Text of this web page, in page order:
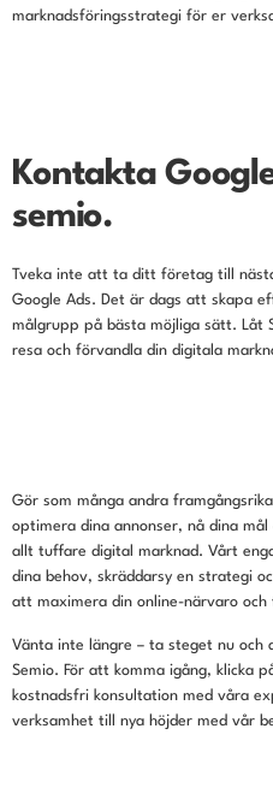
marknadsföringsstrategi för er
Kontakta
semio.
Tveka inte att ta ditt företag till
Google Ads. Det är dags att skapa
målgrupp på bästa möjliga sätt. Låt
resa och förvandla din digitala
Gör som många andra
optimera dina annonser, nå dina
allt tuffare digital marknad. Vårt
dina behov, skräddarsy en strategi
att maximera din online-närvaro och
Vänta inte längre – ta steget nu och
Semio. För att komma igång, klicka
kostnadsfri konsultation med våra
verksamhet till nya höjder med vår